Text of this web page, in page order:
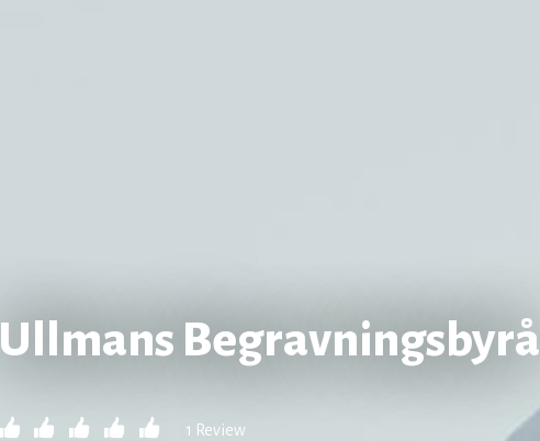
Ullmans Begravningsbyrå
1 Review